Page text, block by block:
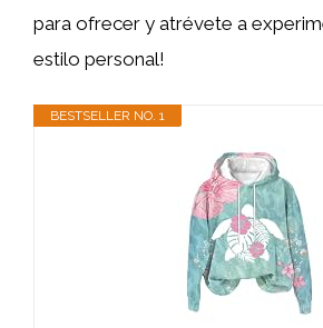
para ofrecer y atrévete a
estilo personal!
BESTSELLER NO. 1